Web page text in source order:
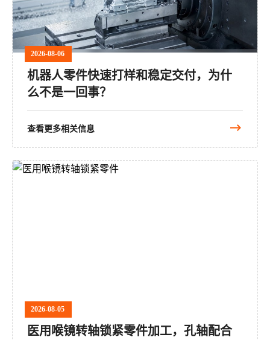
2026-08-06
机器人零件快速打样和稳定交付，为什
么不是一回事？
查看更多相关信息
2026-08-05
医用喉镜转轴锁紧零件加工，孔轴配合